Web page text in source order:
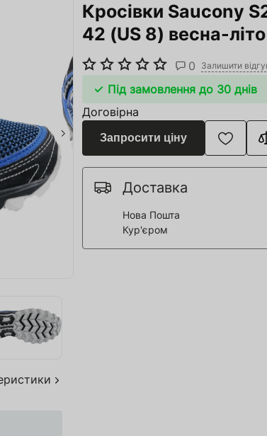
та аксесуари
для Пивоварні
та спорт
Кросівки Saucony
42 (US 8) весна-
0 Залишити
Під замовлення до 30 днів
Договірна
Запросити ціну
Доставка
Нова Пошта
Кур'єром